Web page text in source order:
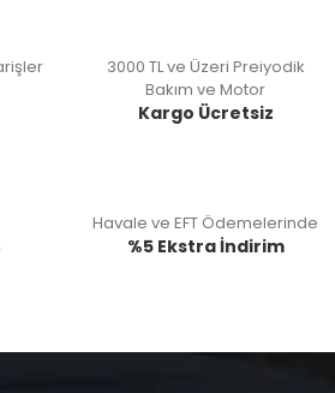
3000 TL ve Üzeri Preiyodik
Bakım ve Motor
Kargo Ücretsiz
Havale ve EFT Ödemelerinde
%5 Ekstra İndirim